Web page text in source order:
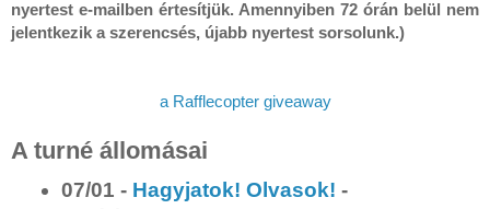
nyertest e-mailben értesítjük. Amennyiben 72 órán belül nem
jelentkezik a szerencsés, újabb nyertest sorsolunk.)
a Rafflecopter giveaway
A turné állomásai
07/01 - Hagyjatok! Olvasok! -